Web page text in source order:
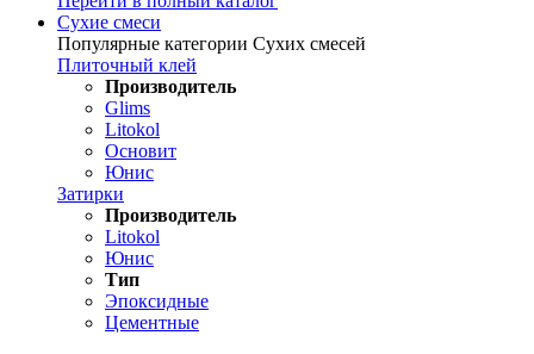
Сухие смеси
Популярные категории Сухих смесей
Плиточный клей
Производитель
Glims
Litokol
Основит
Юнис
Затирки
Производитель
Litokol
Юнис
Тип
Эпоксидные
Цементные